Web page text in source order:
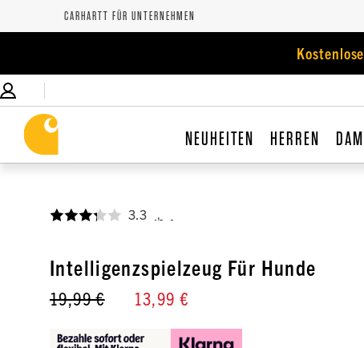
CARHARTT FÜR UNTERNEHMEN
NEUHEITEN HERREN
3.3
Intelligenzspielzeug Für Hunde
19,99 € 13,99 €